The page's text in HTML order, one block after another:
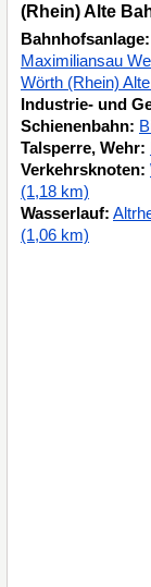
(Rhein) Alte
Bahnhofsanlage:
Maximiliansau
Wörth (Rhein)
Industrie- und
Schienenbahn:
Talsperre, Wehr:
Verkehrsknoten:
(1,18 km)
Wasserlauf:
(1,06 km)